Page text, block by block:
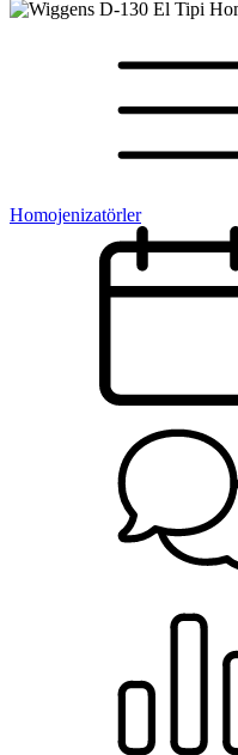
Homojenizatörler